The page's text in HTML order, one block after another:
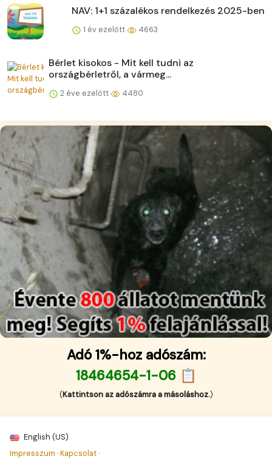
NAV: 1+1 százalékos rendelkezés 2025-ben
1 év ezelőtt 4663
Bérlet kisokos - Mit kell tudni az
országbérletről, a vármeg...
2 éve ezelőtt 4480
Adó 1%-hoz adószám:
18464654-1-06 📋
(Kattintson az adószámra a másoláshoz.)
English (US)
Impresszum ·Kapcsolat ·